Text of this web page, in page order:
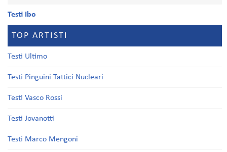
Testi Ibo
TOP ARTISTI
Testi Ultimo
Testi Pinguini Tattici Nucleari
Testi Vasco Rossi
Testi Jovanotti
Testi Marco Mengoni